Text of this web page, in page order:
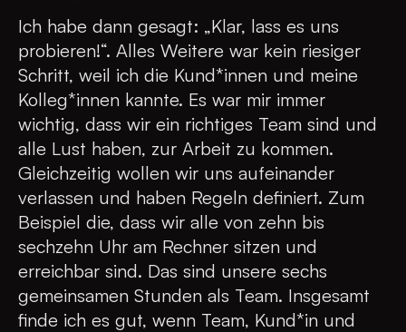
Ich habe dann gesagt: „Klar, lass es uns
probieren!“. Alles Weitere war kein riesiger
Schritt, weil ich die Kund*innen und meine
Kolleg*innen kannte. Es war mir immer
wichtig, dass wir ein richtiges Team sind und
alle Lust haben, zur Arbeit zu kommen.
Gleichzeitig wollen wir uns aufeinander
verlassen und haben Regeln definiert. Zum
Beispiel die, dass wir alle von zehn bis
sechzehn Uhr am Rechner sitzen und
erreichbar sind. Das sind unsere sechs
gemeinsamen Stunden als Team. Insgesamt
finde ich es gut, wenn Team, Kund*in und